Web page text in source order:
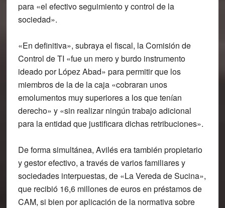
para «el efectivo seguimiento y control de la
sociedad».
«En definitiva», subraya el fiscal, la Comisión de
Control de TI «fue un mero y burdo instrumento
ideado por López Abad» para permitir que los
miembros de la de la caja «cobraran unos
emolumentos muy superiores a los que tenían
derecho» y «sin realizar ningún trabajo adicional
para la entidad que justificara dichas retribuciones».
De forma simultánea, Avilés era también propietario
y gestor efectivo, a través de varios familiares y
sociedades interpuestas, de «La Vereda de Sucina»,
que recibió 16,6 millones de euros en préstamos de
CAM, si bien por aplicación de la normativa sobre